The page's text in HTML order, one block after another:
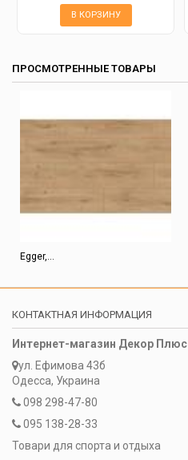
В КОРЗИНУ
ПРОСМОТРЕННЫЕ ТОВАРЫ
Egger,...
КОНТАКТНАЯ ИНФОРМАЦИЯ
Интернет-магазин Декор Плюс
ул. Ефимова 43б
Одесса, Украина
098 298-47-80
095 138-28-33
Товари для спорта и отдыха